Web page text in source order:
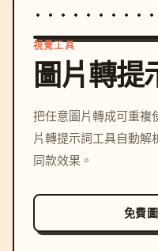
視覺工具
圖片轉提
把任意圖片轉成可重複
片轉提示詞工具自動解
同款效果。
免費